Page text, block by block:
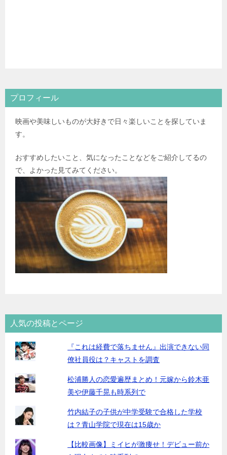
プロフィール
映画や美味しいものが大好きで日々楽しいことを探していま
す。
おすすめしたいこと、気になったことなどをご紹介してるの
で、よかった見てみてください。
人気の投稿とページ
『これは経費で落ちません』出演できない同
僚社員役は？キャストを調査
松浦勝人の恋愛遍歴まとめ！元嫁から鈴木亜
美や伊藤千晃も時系列で
竹内結子の子供が中学受験で合格した学校
は？青山学院で現在は15歳か
【比較画像】ミイヒが激痩せ！デビュー前か